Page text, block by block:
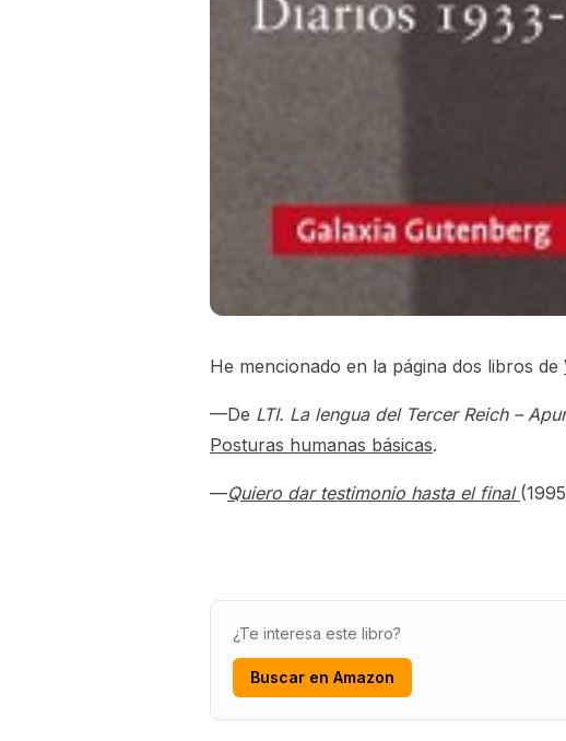
He mencionado en la página dos libros de
—De LTI. La lengua del Tercer Reich –
Posturas humanas básicas.
—Quiero dar testimonio hasta el final
¿Te interesa este libro?
Buscar en Amazon